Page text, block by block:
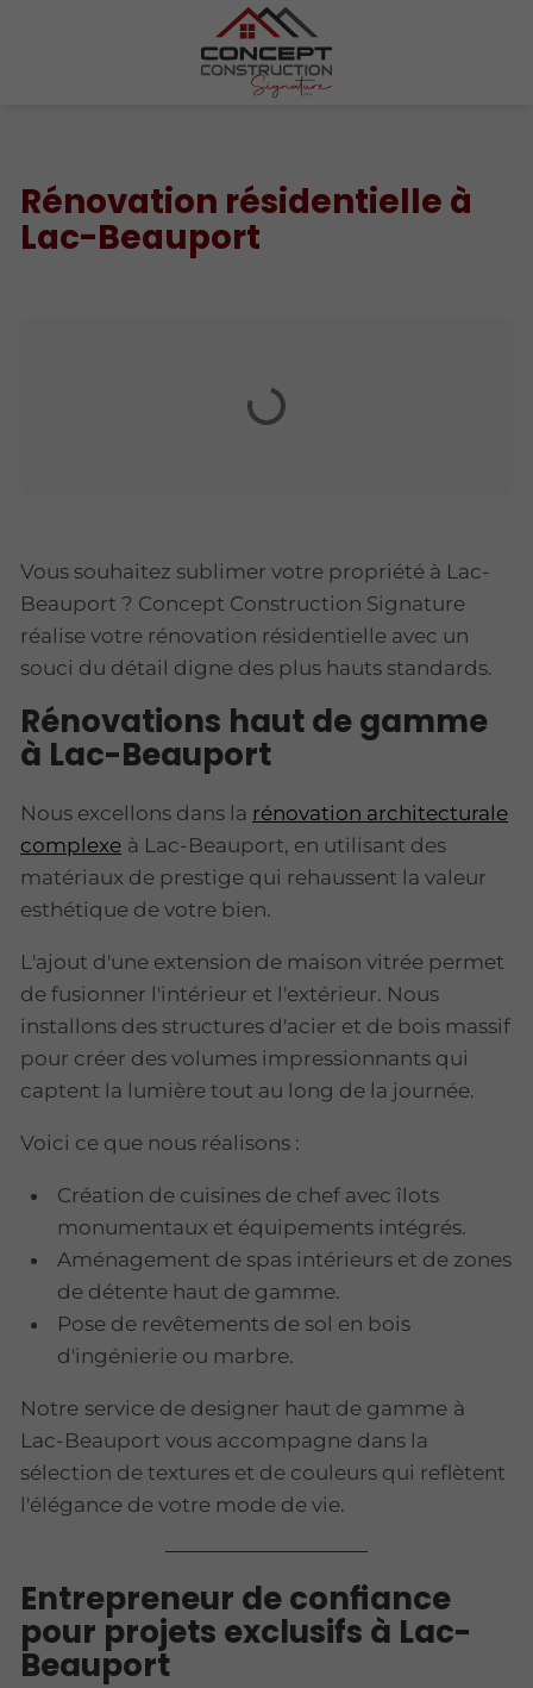
Rénovation résidentielle à
Lac-Beauport
Vous souhaitez sublimer votre propriété à Lac-
Beauport ? Concept Construction Signature
réalise votre rénovation résidentielle avec un
souci du détail digne des plus hauts standards.
Rénovations haut de gamme
à Lac-Beauport
Nous excellons dans la rénovation architecturale
complexe à Lac-Beauport, en utilisant des
matériaux de prestige qui rehaussent la valeur
esthétique de votre bien.
L'ajout d'une extension de maison vitrée permet
de fusionner l'intérieur et l'extérieur. Nous
installons des structures d'acier et de bois massif
pour créer des volumes impressionnants qui
captent la lumière tout au long de la journée.
Voici ce que nous réalisons :
Création de cuisines de chef avec îlots
monumentaux et équipements intégrés.
Aménagement de spas intérieurs et de zones
de détente haut de gamme.
Pose de revêtements de sol en bois
d'ingénierie ou marbre.
Notre service de designer haut de gamme à
Lac-Beauport vous accompagne dans la
sélection de textures et de couleurs qui reflètent
l'élégance de votre mode de vie.
Entrepreneur de confiance
pour projets exclusifs à Lac-
Beauport